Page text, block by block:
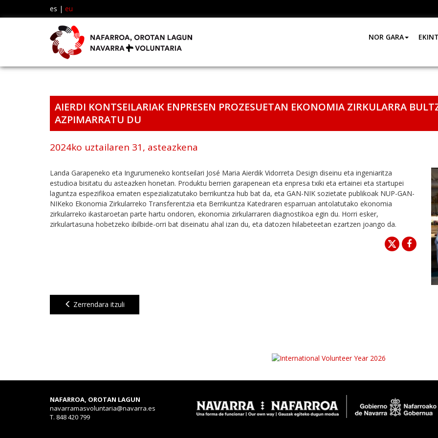
es | eu
NOR GARA
AIERDI KONTSEILARIAK ENPRESEN PROZESUETAN EKONOMIA ZIRKULARRA
AZPIMARRATU DU
2024ko uztailaren 31, asteazkena
Landa Garapeneko eta Ingurumeneko kontseilari José Maria Aierdik Vidorreta Design diseinu eta ingeniaritza
estudioa bisitatu du asteazken honetan. Produktu berrien garapenean eta enpresa txiki eta ertainei eta startupei
laguntza espezifikoa ematen espezializatutako berrikuntza hub bat da, eta GAN-NIK sozietate publikoak NUP-GAN-
NIKeko Ekonomia Zirkularreko Transferentzia eta Berrikuntza Katedraren esparruan antolatutako ekonomia
zirkularreko ikastaroetan parte hartu ondoren, ekonomia zirkularraren diagnostikoa egin du. Horri esker,
zirkulartasuna hobetzeko ibilbide-orri bat diseinatu ahal izan du, eta datozen hilabeteetan ezartzen joango da.
Zerrendara itzuli
NAFARROA, OROTAN LAGUN
navarramasvoluntaria@navarra.es
T. 848 420 799